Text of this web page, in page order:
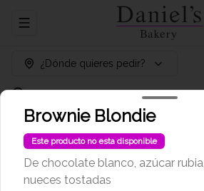
Abrir menu de navegación
¿Dónde quieres pedir?
No hay productos en
Brownie Blondie
Este producto no esta disponible
De chocolate blanco, azúcar
nueces tostadas